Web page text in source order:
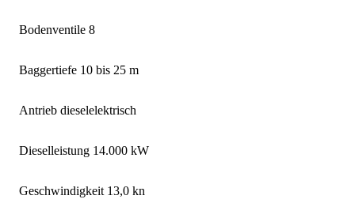
Bodenventile 8
Baggertiefe 10 bis 25 m
Antrieb dieselelektrisch
Dieselleistung 14.000 kW
Geschwindigkeit 13,0 kn